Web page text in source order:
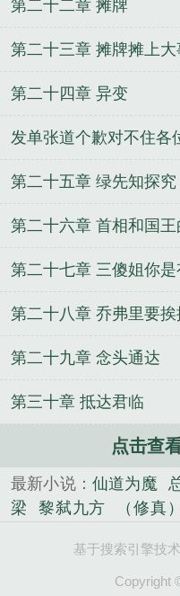
第二十二章 摊牌
第二十三章 摊牌摊上大
第二十四章 异变
发单张道个歉对不住各
三更了请大家监督
第二十五章 绿先知探究
第二十六章 首相和国
第二十七章 三傻姐你
第二十八章 乔弗里要挨
第二十九章 念头通达
第三十章 抵达君临
点击查
最新小说： 仙道为魔
梁
黎弑九方 （修真
记：养小鬼卖佛牌
BOSS作死指南
我要
基于搜索引擎技
Copyright